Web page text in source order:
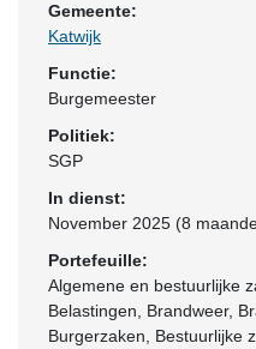
Gemeente:
Katwijk
Functie:
Burgemeester
Politiek:
SGP
In dienst:
November 2025 (8
Portefeuille:
Algemene en bestuurlijke
Belastingen, Brandweer,
Burgerzaken, Bestuurlijke